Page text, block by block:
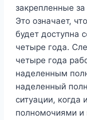
закрепленные
Это означает,
будет доступна
четыре года.
четыре года
наделенным
наделенный
ситуации, когда
полномочиями